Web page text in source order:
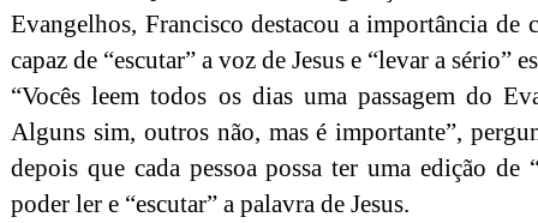
Evangelhos, Francisco destacou a importância de
capaz de “escutar” a voz de Jesus e “levar a sério”
“Vocês leem todos os dias uma passagem do
Alguns sim, outros não, mas é importante”,
depois que cada pessoa possa ter uma edição
poder ler e “escutar” a palavra de Jesus.